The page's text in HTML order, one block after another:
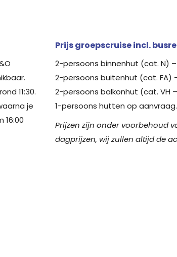
11:30.
je
16:00
Prijs groepscruise incl.
2-persoons binnenhut (cat. N)
2-persoons buitenhut (cat. FA)
2-persoons balkonhut (cat. VH
1-persoons hutten op aanvraag.
Prijzen zijn onder voorbehoud
dagprijzen, wij zullen altijd de